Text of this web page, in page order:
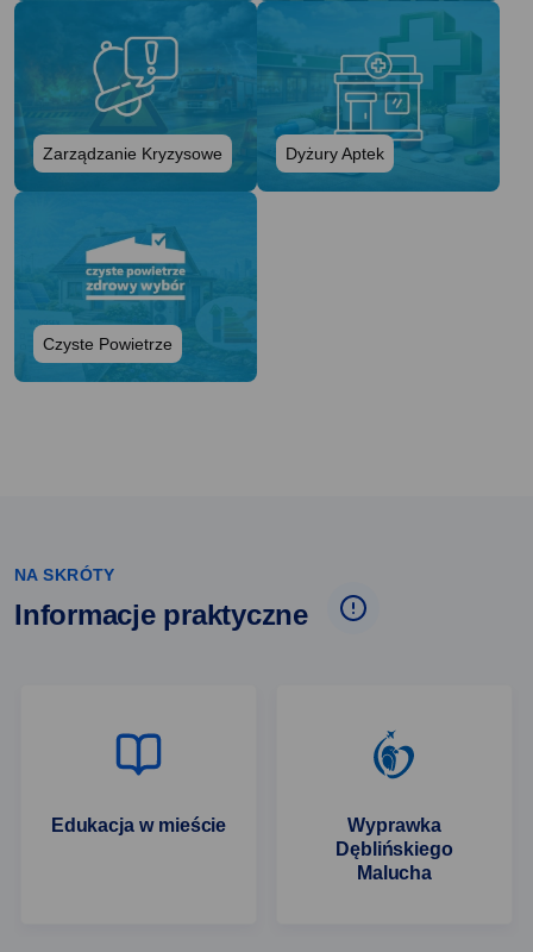
Zarządzanie Kryzysowe Dyżury Aptek
Czyste Powietrze
NA SKRÓTY
Informacje praktyczne
Edukacja w mieście
Wyprawka
Dęblińskiego
Malucha